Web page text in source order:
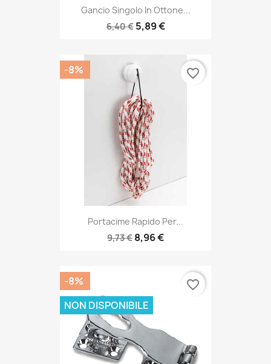
Gancio Singolo In Ottone...
6,40 € 5,89 €
Portacime Rapido Per...
9,73 € 8,96 €
-8% favorite_border
-8%
NON DISPONIBILE
favorite_border